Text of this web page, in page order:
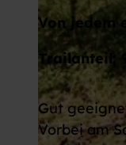
Von jedem
Trailanteil:
Gut
Vorbei am